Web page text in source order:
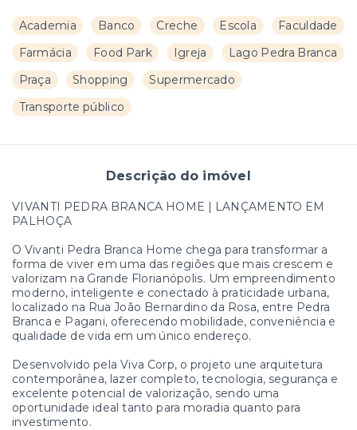
Academia Banco Creche Escola
Faculdade
Farmácia
Food Park Igreja
Lago Pedra Branca
Praça
Shopping
Supermercado
Transporte público
Descrição do imóvel
VIVANTI PEDRA BRANCA HOME | LANÇAMENTO EM
PALHOÇA
O Vivanti Pedra Branca Home chega para transformar a
forma de viver em uma das regiões que mais crescem e
valorizam na Grande Florianópolis. Um empreendimento
moderno, inteligente e conectado à praticidade urbana,
localizado na Rua João Bernardino da Rosa, entre Pedra
Branca e Pagani, oferecendo mobilidade, conveniência e
qualidade de vida em um único endereço.
Desenvolvido pela Viva Corp, o projeto une arquitetura
contemporânea, lazer completo, tecnologia, segurança e
excelente potencial de valorização, sendo uma
oportunidade ideal tanto para moradia quanto para
investimento.